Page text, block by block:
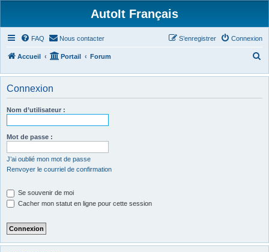
AutoIt Français
FAQ Nous contacter Connexion
S’enregistrer
Accueil Portail Forum
h
Connexion
Nom d’utilisateur :
Mot de passe :
J’ai oublié mon mot de passe
Renvoyer le courriel de confirmation
Se souvenir de moi
Cacher mon statut en ligne pour cette session